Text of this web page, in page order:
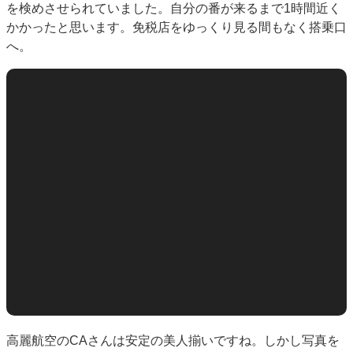
を検めさせられていました。自分の番が来るまで1時間近く
かかったと思います。免税店をゆっくり見る間もなく搭乗口
へ。
高麗航空のCAさんは安定の美人揃いですね。しかし写真を